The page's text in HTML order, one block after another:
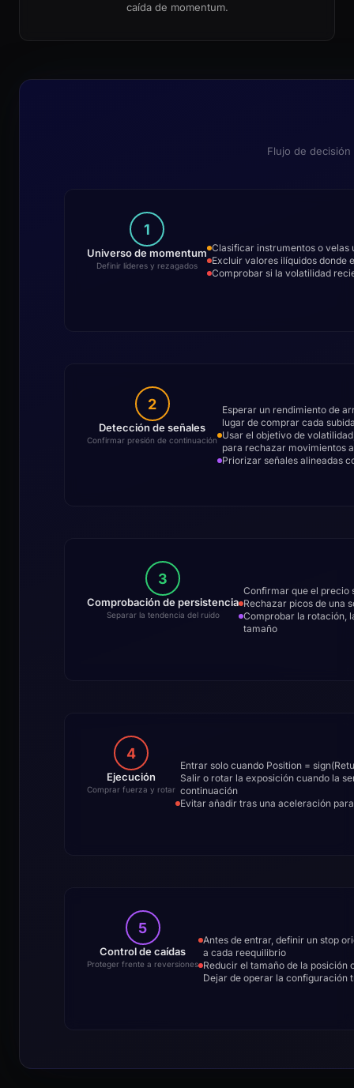
caída de momentum.
Flujo de
1
Universo de momentum
Definir líderes y rezagados
Clasificar instrumentos o velas
Excluir valores ilíquidos donde
Comprobar si la volatilidad
2
Detección de señales
Confirmar presión de continuación
Esperar un rendimiento de
lugar de comprar cada
Usar el objetivo de
para rechazar movimientos
Priorizar señales alineadas
3
Comprobación de persistencia
Separar la tendencia del ruido
Confirmar que el precio
Rechazar picos de una
Comprobar la rotación,
tamaño
4
Ejecución
Comprar fuerza y rotar
Entrar solo cuando Position =
Salir o rotar la exposición cuando la
continuación
Evitar añadir tras una aceleración
5
Control de caídas
Proteger frente a reversiones
Antes de entrar, definir un stop
a cada reequilibrio
Reducir el tamaño de la posición
Dejar de operar la configuración